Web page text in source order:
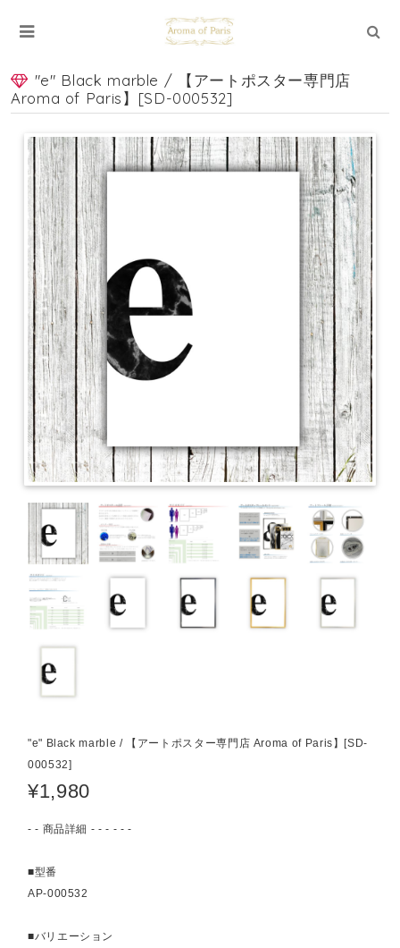
"e" Black marble / 【アートポスター専門店
Aroma of Paris】[SD-000532]
"e" Black marble / 【アートポスター専門店 Aroma of Paris】[SD-
000532]
¥1,980
- - 商品詳細 - - - - - -
■型番
AP-000532
■バリエーション